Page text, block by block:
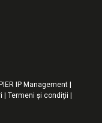
IP Management |
|Termeni şi condiţii